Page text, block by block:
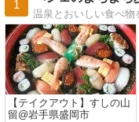
1
【テイクアウト】すしの山
留@岩手県盛岡市